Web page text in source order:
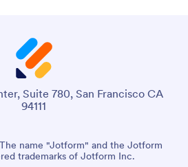
Suite 780, San Francisco CA
94111
name "Jotform" and the Jotform
trademarks of Jotform Inc.